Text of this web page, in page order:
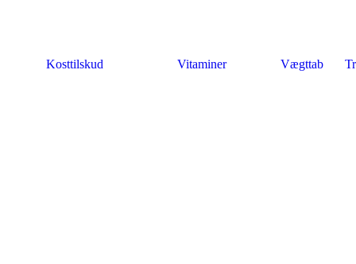
Kosttilskud Vitaminer Vægttab